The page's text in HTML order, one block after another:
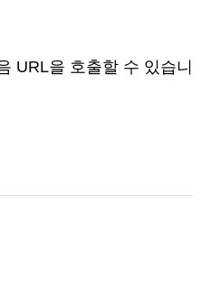
URL을 호출할 수 있습니